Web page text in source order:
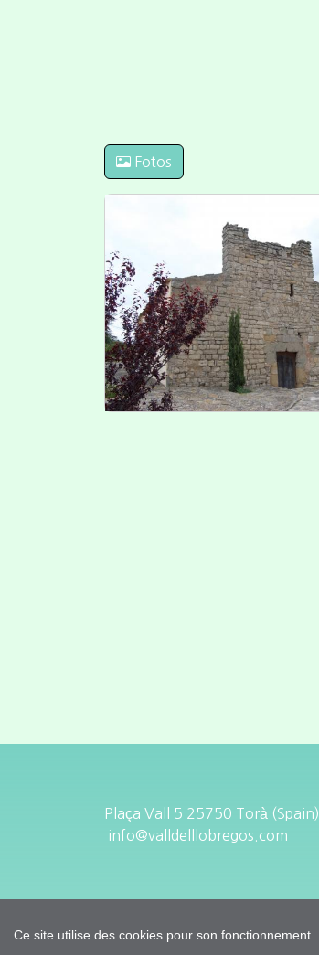
Ce site utilise des cookies pour son fonctionnement
Fotos
Plaça Vall 5 25750 Torà (Spain)
info@valldelllobregos.com